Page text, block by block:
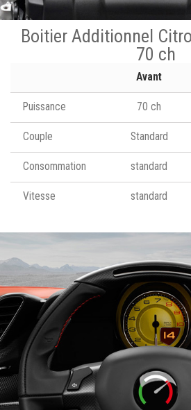
Boitier Additionnel
70 ch
Avant
Puissance 70 ch
Couple Standard
Consommation standard
Vitesse standard